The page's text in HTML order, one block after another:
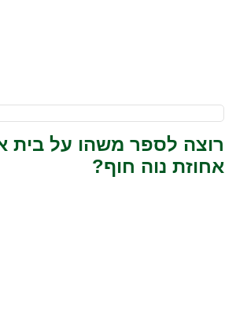
רוצה לספר משהו על בית
אחוזת נוה חוף?